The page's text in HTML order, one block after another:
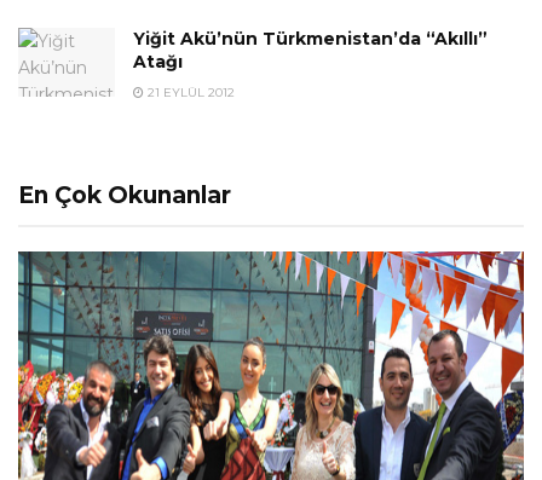
Yiğit Akü’nün Türkmenistan’da “Akıllı”
Atağı
21 EYLÜL 2012
En Çok Okunanlar